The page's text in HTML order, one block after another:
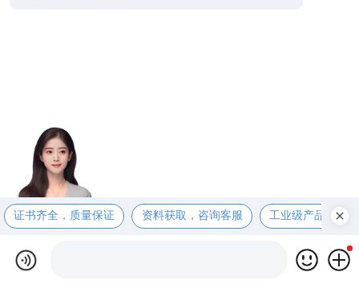
证书齐全，质量保证 资料获取，咨询客服 工业级产品，售